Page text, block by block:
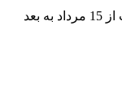
قابل توجه خریداران گرامی، تمامی سفارشات از 15 مرداد به بعد